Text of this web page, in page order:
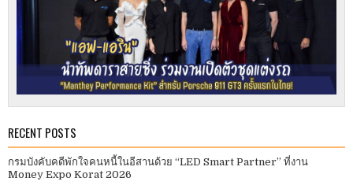
RECENT POSTS
กรมบังคับคดีพักใจคนหนี้ในอีสานด้วย “LED Smart Partner” ที่งาน
Money Expo Korat 2026